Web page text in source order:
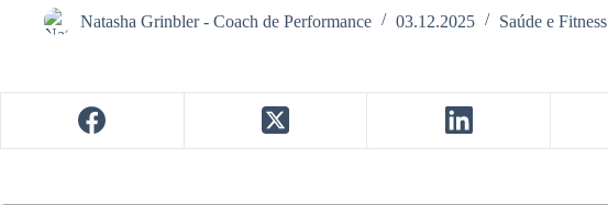
Natasha Grinbler - Coach de Performance 03.12.2025 Saúde e Fitness